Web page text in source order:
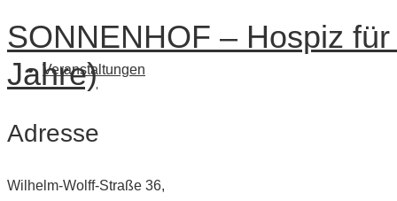
Veranstaltungen
SONNENHOF – Hospiz
Jahre)
Adresse
Wilhelm-Wolff-Straße 36,